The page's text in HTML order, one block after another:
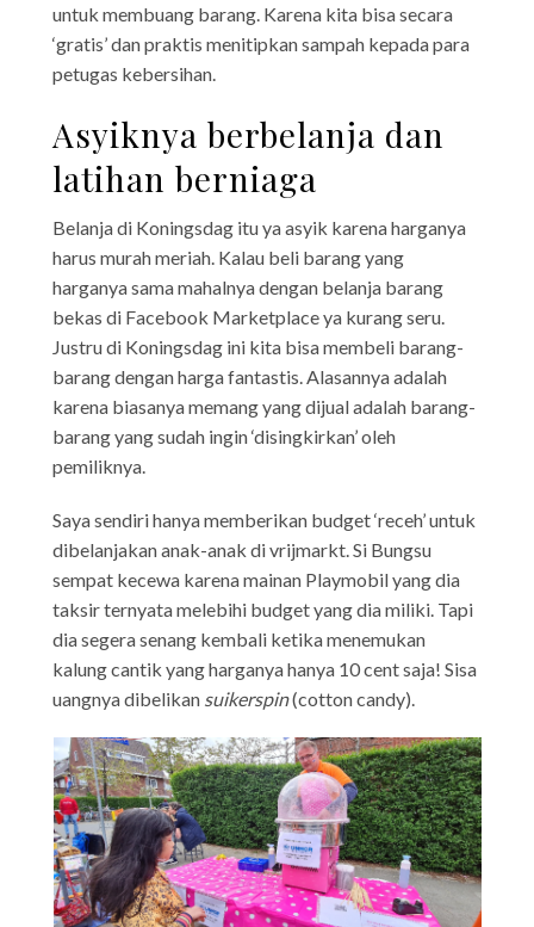
untuk membuang barang. Karena kita bisa secara
‘gratis’ dan praktis menitipkan sampah kepada para
petugas kebersihan.
Asyiknya berbelanja dan
latihan berniaga
Belanja di Koningsdag itu ya asyik karena harganya
harus murah meriah. Kalau beli barang yang
harganya sama mahalnya dengan belanja barang
bekas di Facebook Marketplace ya kurang seru.
Justru di Koningsdag ini kita bisa membeli barang-
barang dengan harga fantastis. Alasannya adalah
karena biasanya memang yang dijual adalah barang-
barang yang sudah ingin ‘disingkirkan’ oleh
pemiliknya.
Saya sendiri hanya memberikan budget ‘receh’ untuk
dibelanjakan anak-anak di vrijmarkt. Si Bungsu
sempat kecewa karena mainan Playmobil yang dia
taksir ternyata melebihi budget yang dia miliki. Tapi
dia segera senang kembali ketika menemukan
kalung cantik yang harganya hanya 10 cent saja! Sisa
uangnya dibelikan suikerspin(cotton candy).